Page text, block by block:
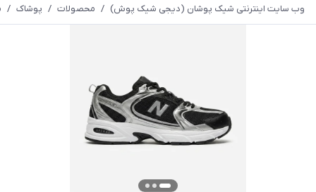
وب سایت اینترنتی شیک پوشان (دیجی شیک پوش) / محصولات / پوشاک /